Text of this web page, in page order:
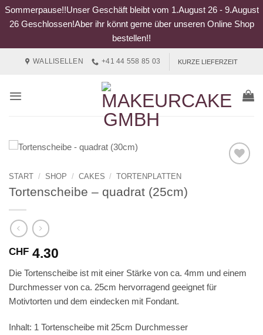
Sommerpause!!Unser Geschäft bleibt vom 1.August 26 - 9.August
26 Geschlossen!Aber ihr könnt gerne über unseren Online Shop
bestellen!!
WALLISELLEN +41 44 558 85 03 KURZE LIEFERZEIT
START / SHOP / CAKES / TORTENPLATTEN
Tortenscheibe – quadrat (25cm)
CHF 4.30
Die Tortenscheibe ist mit einer Stärke von ca. 4mm und einem
Durchmesser von ca. 25cm hervorragend geeignet für
Motivtorten und dem eindecken mit Fondant.
Inhalt: 1 Tortenscheibe mit 25cm Durchmesser